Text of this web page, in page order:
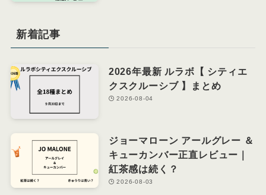
新着記事
2026年最新 ルラボ【 シティエ
クスクルーシブ 】まとめ
2026-08-04
ジョーマローン アールグレー ＆
キューカンバー正直レビュー｜
紅茶感は続く？
2026-08-03